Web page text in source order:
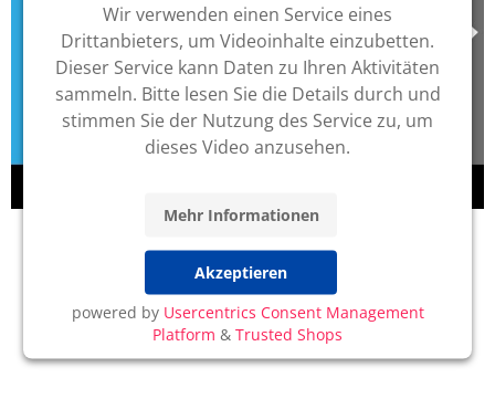
Wir verwenden einen Service eines
Drittanbieters, um Videoinhalte einzubetten.
Dieser Service kann Daten zu Ihren Aktivitäten
sammeln. Bitte lesen Sie die Details durch und
stimmen Sie der Nutzung des Service zu, um
dieses Video anzusehen.
Mehr Informationen
Akzeptieren
powered by Usercentrics Consent Management
Platform & Trusted Shops